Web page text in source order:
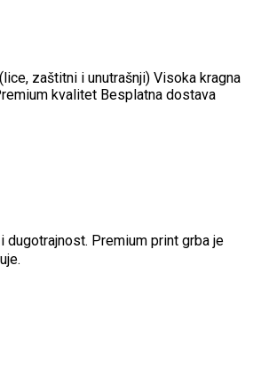
zaštitni i unutrašnji) Visoka kragna
kvalitet Besplatna dostava
Premium print grba je